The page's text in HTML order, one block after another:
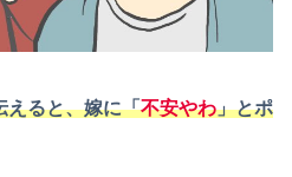
えると、嫁に「不安やわ」とポ